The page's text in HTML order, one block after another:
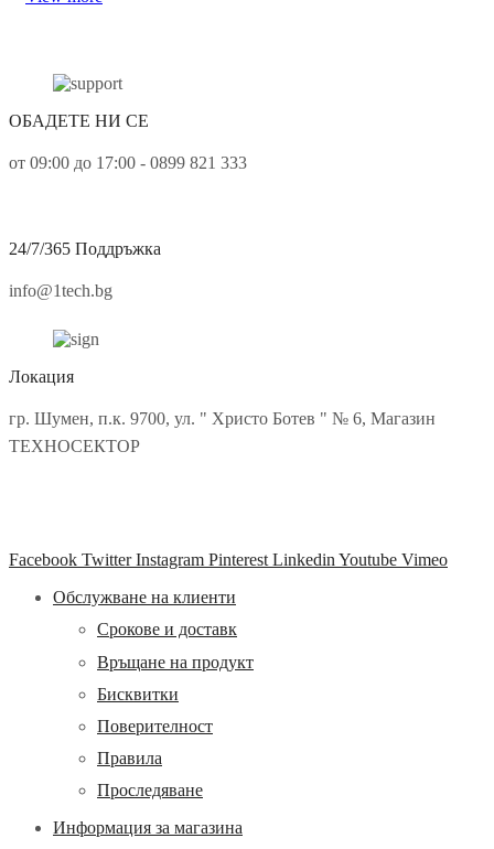
Кабели и адаптери
Hub-ове
Друга периферия
Мишки
TV-Аудио аксесоари
Аудио HI-FI
Стойки
Фото и Видео аксесоари
Кабели за мобилни телефони
Мобилни телефони и аксесоари
Хоби
ОПТИКИ ЗА ЛОВ
Часовници
ОБАДЕТЕ НИ СЕ
от 09:00 до 17:00 - 0899 821 333
24/7/365 Поддръжка
info@1tech.bg
Локация
гр. Шумен, п.к. 9700, ул. " Христо Ботев " № 6, Магазин
ТЕХНОСЕКТОР
Facebook Twitter Instagram Pinterest Linkedin Youtube Vimeo
Обслужване на клиенти
Срокове и доставк
Връщане на продукт
Бисквитки
Поверителност
Правила
Проследяване
Информация за магазина